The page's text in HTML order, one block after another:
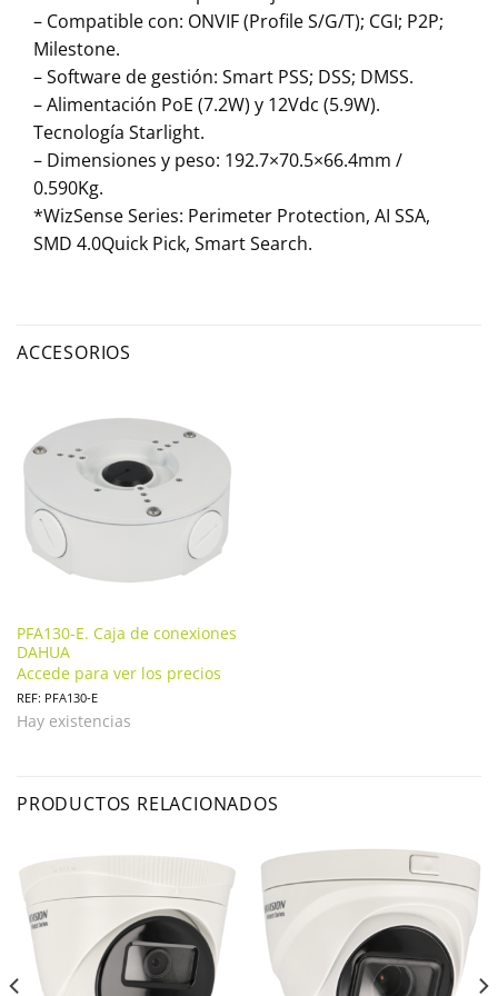
– Compatible con: ONVIF (Profile S/G/T); CGI; P2P;
Milestone.
– Software de gestión: Smart PSS; DSS; DMSS.
– Alimentación PoE (7.2W) y 12Vdc (5.9W).
Tecnología Starlight.
– Dimensiones y peso: 192.7×70.5×66.4mm /
0.590Kg.
*WizSense Series: Perimeter Protection, AI SSA,
SMD 4.0Quick Pick, Smart Search.
ACCESORIOS
PFA130-E. Caja de conexiones
DAHUA
Accede para ver los precios
REF: PFA130-E
Hay existencias
PRODUCTOS RELACIONADOS